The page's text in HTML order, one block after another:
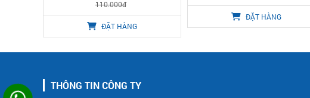
110.000đ
ĐẶT HÀNG
ĐẶT HÀNG
THÔNG TIN CÔNG TY